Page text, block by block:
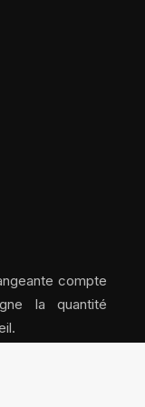
compte
la quantité